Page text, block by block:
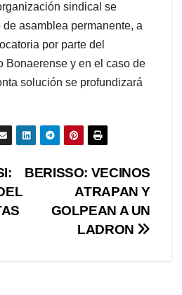
sindical se
asamblea permanente, a
por parte del
Bonaerense y en el caso de
solución se profundizará
BERISSO: VECINOS
ATRAPAN Y
GOLPEAN A UN
LADRON